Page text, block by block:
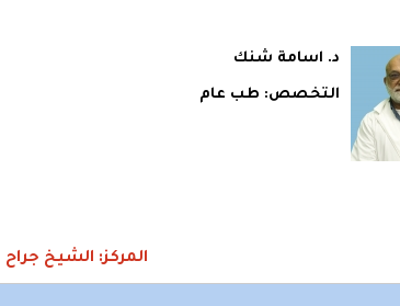
د. اسامة شنك
التخصص: طب عام
المركز: الشيخ جراح